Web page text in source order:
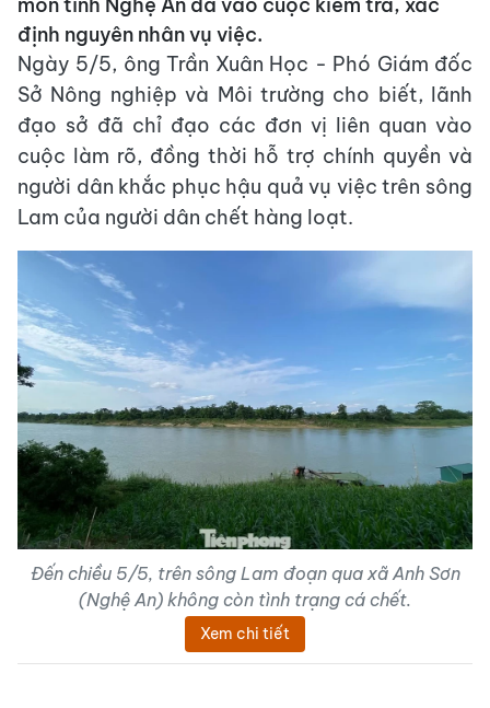
môn tỉnh Nghệ An đã vào cuộc kiểm tra, xác
định nguyên nhân vụ việc.
Ngày 5/5, ông Trần Xuân Học - Phó Giám đốc
Sở Nông nghiệp và Môi trường cho biết, lãnh
đạo sở đã chỉ đạo các đơn vị liên quan vào
cuộc làm rõ, đồng thời hỗ trợ chính quyền và
người dân khắc phục hậu quả vụ việc trên sông
Lam của người dân chết hàng loạt.
Đến chiều 5/5, trên sông Lam đoạn qua xã Anh Sơn
(Nghệ An) không còn tình trạng cá chết.
Xem chi tiết